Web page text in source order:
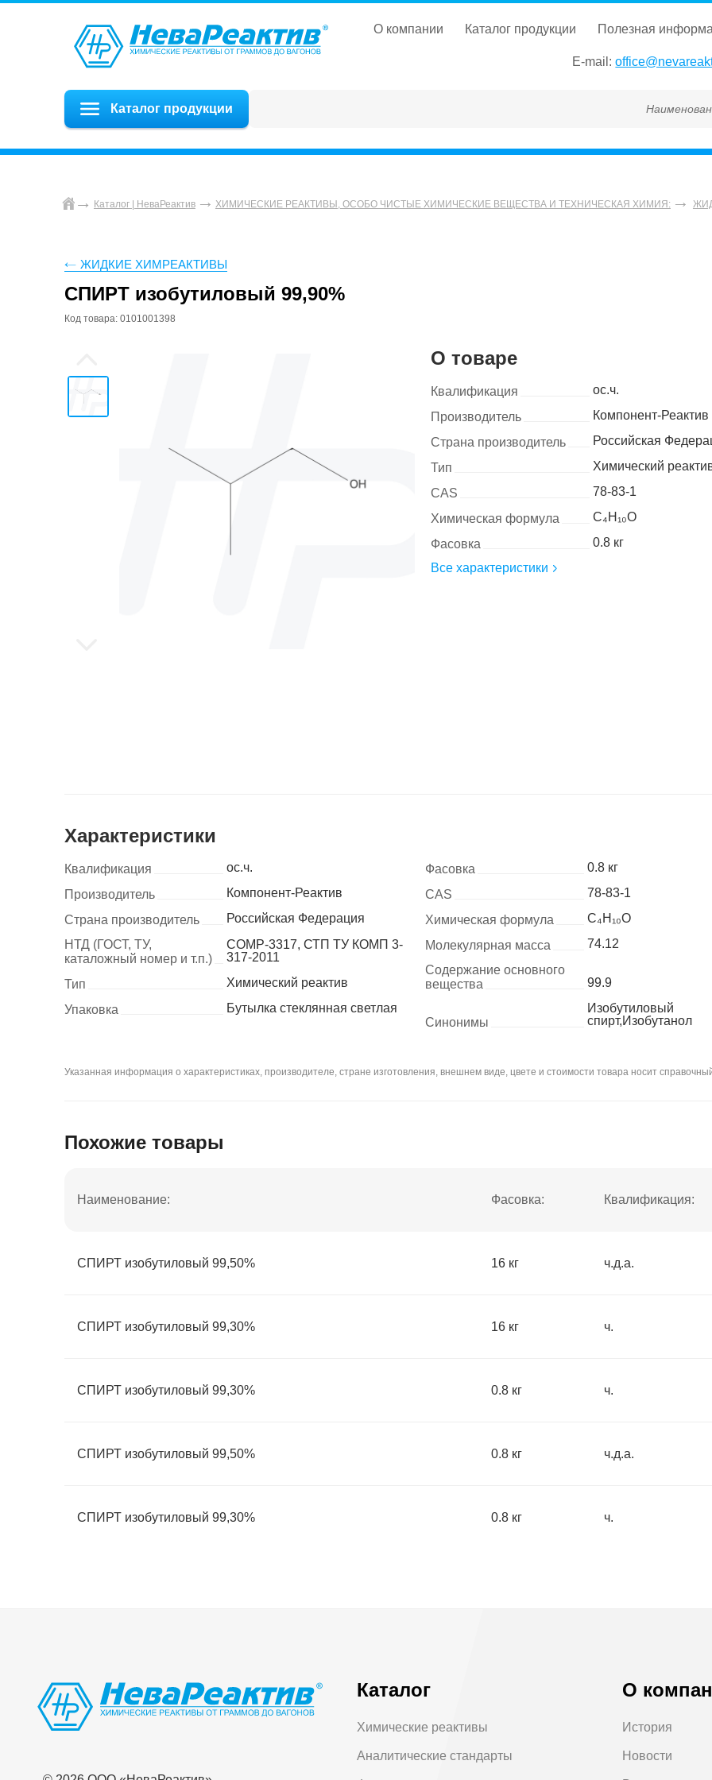
о компании каталог продукции полезная
E-mail:
Каталог продукции Наименование,
Каталог | НеваРеактив ХИМИЧЕСКИЕ РЕАКТИВЫ, ОСОБО ЧИСТЫЕ ХИМИЧЕСКИЕ ВЕЩЕСТВА И ТЕХНИЧЕСКАЯ ХИМИЯ:
ЖИДКИЕ ХИМРЕАКТИВЫ
СПИРТ изобутиловый 99,90%
Код товара: 0101001398
О товаре
Квалификация
ос.ч.
Производитель
Компонент-Реактив
Страна производитель
Российская
Тип
Химический
CAS
78-83-1
Химическая формула
C₄H₁₀O
Фасовка
0.8 кг
Все характеристики
Характеристики
Квалификация
ос.ч.
Производитель
Компонент-Реактив
Страна производитель
Российская Федерация
НТД (ГОСТ, ТУ,
каталожный номер и т.п.)
COMP-3317, СТП ТУ КОМП 3-
317-2011
Тип
Химический реактив
Упаковка
Бутылка стеклянная светлая
Фасовка
0.8 кг
CAS
78-83-1
Химическая формула
C₄H₁₀O
Молекулярная масса
74.12
Содержание основного
вещества
99.9
Синонимы
Изобутиловый
спирт,Изобутанол
Указанная информация о характеристиках, производителе, стране изготовления, внешнем виде, цвете и стоимости товара носит
Похожие товары
Наименование: Фасовка: Квалификация:
СПИРТ изобутиловый 99,50% 16 кг ч.д.а.
СПИРТ изобутиловый 99,30% 16 кг ч.
СПИРТ изобутиловый 99,30% 0.8 кг ч.
СПИРТ изобутиловый 99,50% 0.8 кг ч.д.а.
СПИРТ изобутиловый 99,30% 0.8 кг ч.
Каталог
Химические реактивы
Аналитические стандарты
О
История
Новости